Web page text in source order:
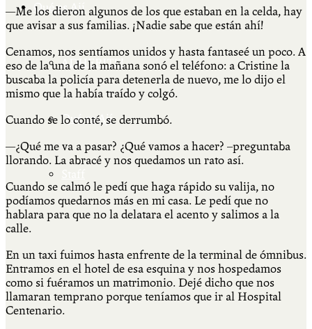
Qué es Ají
ADHERITE!
Qué es Ají
—Me los dieron algunos de los que estaban en la celda, hay
que avisar a sus familias. ¡Nadie sabe que están ahí!
Cenamos, nos sentíamos unidos y hasta fantaseé un poco. A
eso de la una de la mañana sonó el teléfono: a Cristine la
buscaba la policía para detenerla de nuevo, me lo dijo el
mismo que la había traído y colgó.
Cuando se lo conté, se derrumbó.
—¿Qué me va a pasar? ¿Qué vamos a hacer? –preguntaba
llorando. La abracé y nos quedamos un rato así.
Cuando se calmó le pedí que haga rápido su valija, no
podíamos quedarnos más en mi casa. Le pedí que no
hablara para que no la delatara el acento y salimos a la
calle.
En un taxi fuimos hasta enfrente de la terminal de ómnibus.
Entramos en el hotel de esa esquina y nos hospedamos
como si fuéramos un matrimonio. Dejé dicho que nos
llamaran temprano porque teníamos que ir al Hospital
Centenario.